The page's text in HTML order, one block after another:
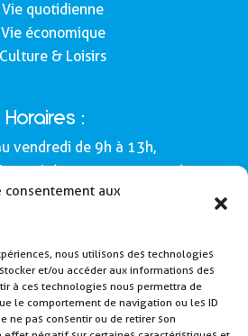
consentement aux
nous utilisons des technologies
et/ou accéder aux informations des
à ces technologies nous permettra de
le comportement de navigation ou les ID
ne pas consentir ou de retirer son
Vie quotidienne
Vie économique
Culture & Loisirs
Horaires :
vendredi de 9h à 13h,
route de Morlàas
- Buros
: 05 59 62 54 49